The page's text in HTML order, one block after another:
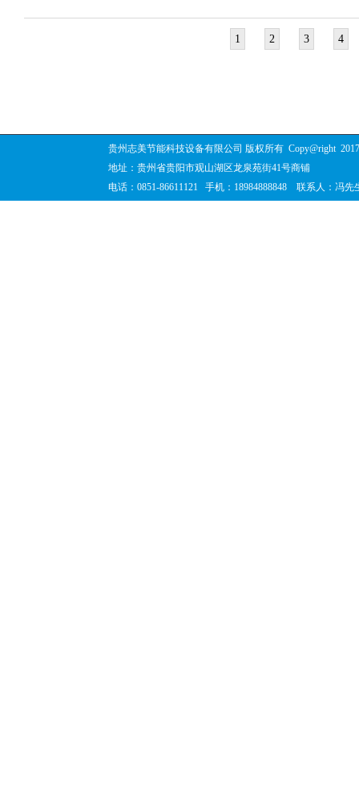
1 2 3 4
贵州志美节能科技设备有限公司 版权所有 Copy@right
地址：贵州省贵阳市观山湖区龙泉苑街41号商铺
电话：0851-86611121 手机：18984888848 联系人：冯先